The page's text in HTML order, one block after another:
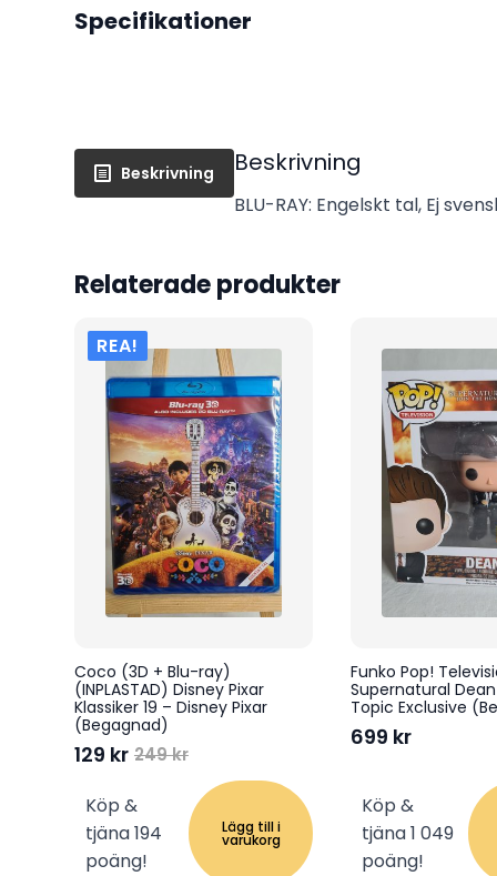
Specifikationer
Beskrivning Beskrivning
BLU-RAY: Engelskt tal, Ej
Relaterade produkter
REA!
Coco (3D + Blu-ray)
(INPLASTAD) Disney Pixar
Klassiker 19 – Disney Pixar
(Begagnad)
249kr
Det
ursprungliga
priset
var:
249 kr.
129 kr
Det
priset
är:
129 kr.
Köp &
tjäna 194
poäng!
Lägg till i
varukorg
Funko Pop!
Supernatural Dean
Topic Exclusive
699 kr
Köp &
tjäna 1 049
poäng!